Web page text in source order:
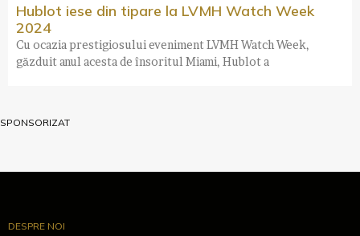
Hublot iese din tipare la LVMH Watch Week
2024
Cu ocazia prestigiosului eveniment LVMH Watch Week,
găzduit anul acesta de însoritul Miami, Hublot a
SPONSORIZAT
DESPRE NOI